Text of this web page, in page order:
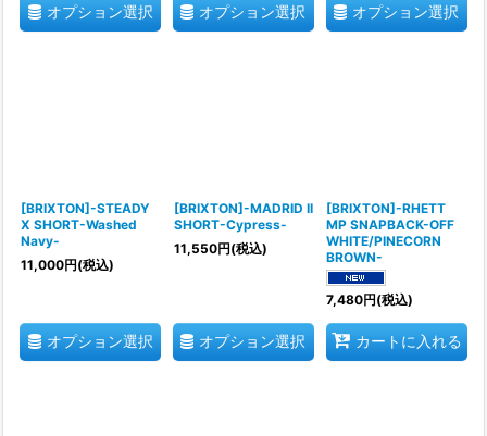
オプション選択 オプション選択 オプション選択
[BRIXTON]-STEADY
X SHORT-Washed
Navy-
11,000円(税込)
オプション選択
[BRIXTON]-MADRID II
SHORT-Cypress-
11,550円(税込)
オプション選択
[BRIXTON]-RHETT
MP SNAPBACK-OFF
WHITE/PINECORN
BROWN-
7,480円(税込)
カートに入れる